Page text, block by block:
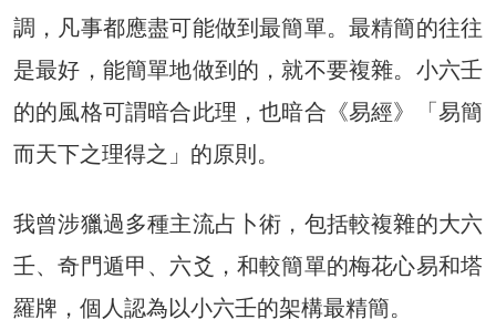
調，凡事都應盡可能做到最簡單。最精簡的往往
是最好，能簡單地做到的，就不要複雜。小六壬
的的風格可謂暗合此理，也暗合《易經》「易簡
而天下之理得之」的原則。
我曾涉獵過多種主流占卜術，包括較複雜的大六
壬、奇門遁甲、六爻，和較簡單的梅花心易和塔
羅牌，個人認為以小六壬的架構最精簡。